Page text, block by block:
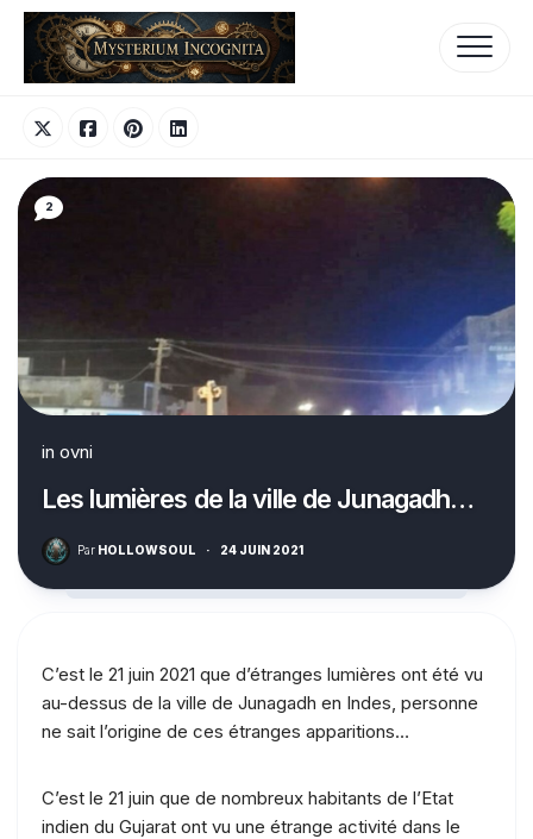
Skip
content
2
in ovni
Les lumières de la ville de Junagadh…
Par HOLLOWSOUL · 24 JUIN 2021
C’est le 21 juin 2021 que d’étranges lumières ont été vu
au-dessus de la ville de Junagadh en Indes, personne
ne sait l’origine de ces étranges apparitions…
C’est le 21 juin que de nombreux habitants de l’Etat
indien du Gujarat ont vu une étrange activité dans le